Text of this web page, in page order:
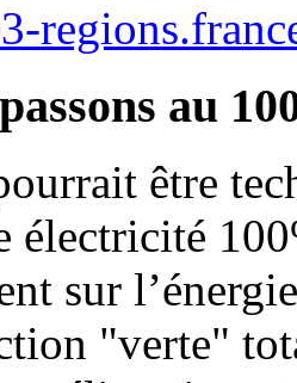
au
être
électricité
sur
"verte"